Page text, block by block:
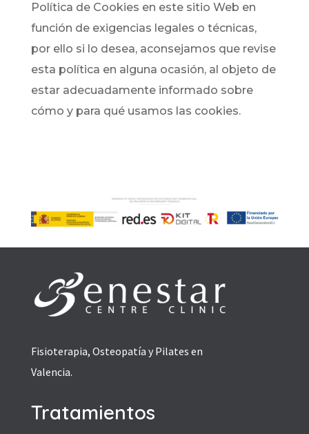
Política de Cookies en este sitio Web en
función de exigencias legales o técnicas,
por ello si lo desea, aconsejamos que revise
esta política en alguna ocasión, al objeto de
estar adecuadamente informado sobre
cómo y para qué usamos las cookies.
Fisioterapia, Osteopatía y Pilates en
Valencia.
Tratamientos